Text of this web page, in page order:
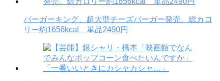
バーガーキング、超大型チーズバーガー発売。総カロ
リー約1656kcal 単品2490円